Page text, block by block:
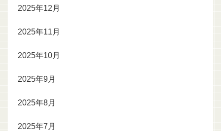
2025年12月
2025年11月
2025年10月
2025年9月
2025年8月
2025年7月